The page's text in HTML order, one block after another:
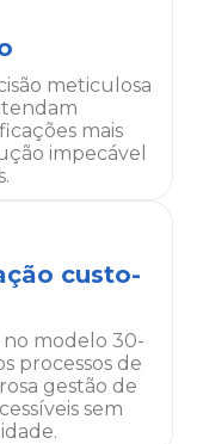
meticulosa
mais
impecável
custo-
modelo 30-
processos de
gestão de
sem